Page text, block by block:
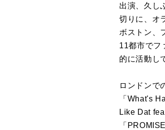
出演、久し
切りに、オ
ボストン、
11都市でフ
的に活動し
ロンドンで
「What's
Like Dat
「